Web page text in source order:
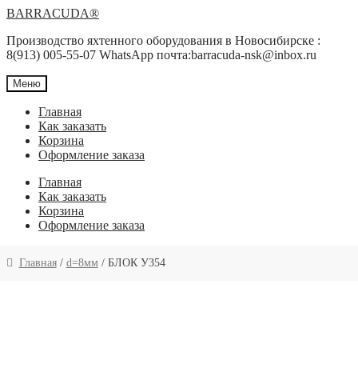
Перейти
навигации
Перейти
содержимому
BARRACUDA®
Производство яхтенного оборудования в Новосибирске :
8(913) 005-55-07 WhatsApp почта:barracuda-nsk@inbox.ru
Меню
Главная
Как заказать
Корзина
Оформление заказа
Главная
Как заказать
Корзина
Оформление заказа
Главная/ d=8мм/ БЛОК У354